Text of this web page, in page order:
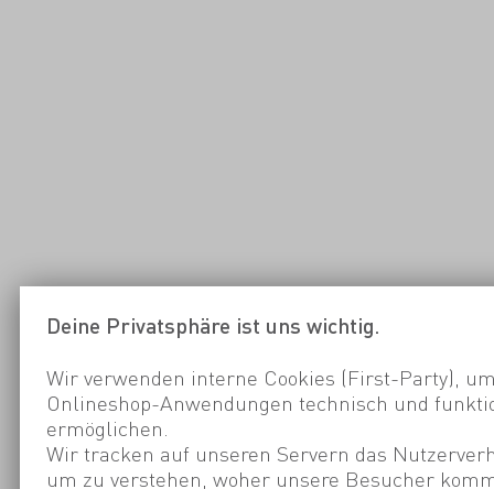
Deine Privatsphäre ist uns wichtig.
Wir verwenden interne Cookies (First-Party),
Onlineshop-Anwendungen technisch und
ermöglichen.
Wir tracken auf unseren Servern das
um zu verstehen, woher unsere Besucher